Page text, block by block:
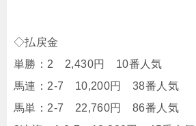
◇払戻金
単勝：2 2,430円 10番人気
馬連：2-7 10,200円 38番人気
馬単：2-7 22,760円 86番人気